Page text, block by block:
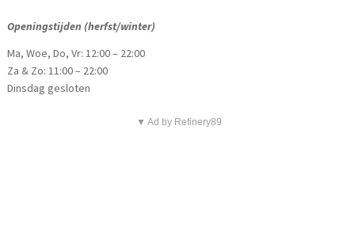
Openingstijden (herfst/winter)
Ma, Woe, Do, Vr: 12:00 – 22:00
Za & Zo: 11:00 – 22:00
Dinsdag gesloten
▼ Ad by Refinery89